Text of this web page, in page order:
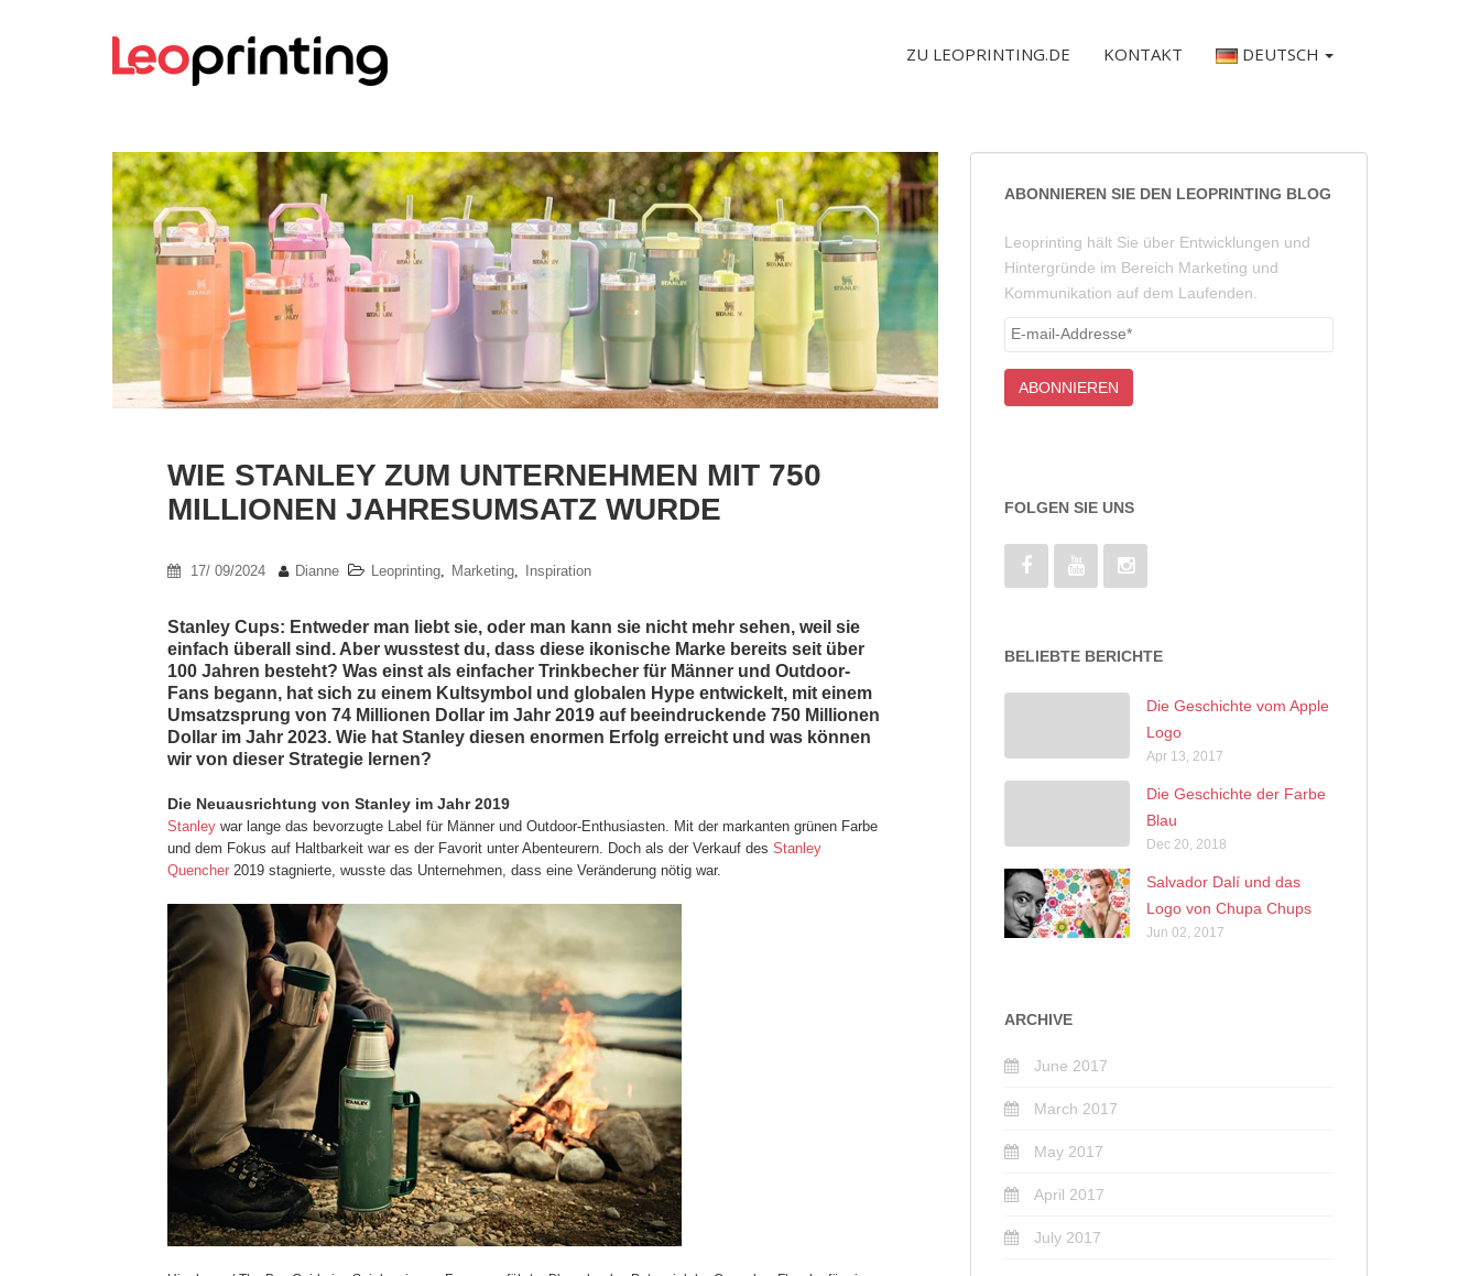
ZU LEOPRINTING.DE KONTAKT DEUTSCH
WIE STANLEY ZUM UNTERNEHMEN MIT 750
MILLIONEN JAHRESUMSATZ WURDE
17/ 09/2024 Dianne Leoprinting Marketing Inspiration
Stanley Cups: Entweder man liebt sie, oder man kann sie nicht mehr sehen, weil sie
einfach überall sind. Aber wusstest du, dass diese ikonische Marke bereits seit über
100 Jahren besteht? Was einst als einfacher Trinkbecher für Männer und Outdoor-
Fans begann, hat sich zu einem Kultsymbol und globalen Hype entwickelt, mit einem
Umsatzsprung von 74 Millionen Dollar im Jahr 2019 auf beeindruckende 750 Millionen
Dollar im Jahr 2023. Wie hat Stanley diesen enormen Erfolg erreicht und was können
wir von dieser Strategie lernen?
Die Neuausrichtung von Stanley im Jahr 2019
Stanley war lange das bevorzugte Label für Männer und Outdoor-Enthusiasten. Mit der markanten grünen Farbe
und dem Fokus auf Haltbarkeit war es der Favorit unter Abenteurern. Doch als der Verkauf des Stanley
Quencher 2019 stagnierte, wusste das Unternehmen, dass eine Veränderung nötig war.
ABONNIEREN SIE DEN LEOPRINTING BLOG
Leoprinting hält Sie über Entwicklungen und
Hintergründe im Bereich Marketing und
Kommunikation auf dem Laufenden.
FOLGEN SIE UNS
BELIEBTE BERICHTE
Die Geschichte vom Apple
Logo
Apr 13, 2017
Die Geschichte der Farbe
Blau
Dec 20, 2018
Salvador Dalí und das
Logo von Chupa Chups
Jun 02, 2017
ARCHIVE
June 2017
March 2017
May 2017
April 2017
July 2017